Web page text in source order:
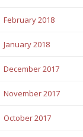
February 2018
January 2018
December 2017
November 2017
October 2017